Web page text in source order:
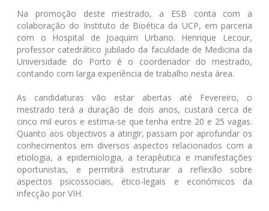
Na promoção deste mestrado, a ESB conta com a
colaboração do Instituto de Bioética da UCP, em parceria
com o Hospital de Joaquim Urbano. Henrique Lecour,
professor catedrático jubilado da faculdade de Medicina da
Universidade do Porto é o coordenador do mestrado,
contando com larga experiência de trabalho nesta área.
As candidaturas vão estar abertas até Fevereiro, o
mestrado terá a duração de dois anos, custará cerca de
cinco mil euros e estima-se que tenha entre 20 e 25 vagas.
Quanto aos objectivos a atingir, passam por aprofundar os
conhecimentos em diversos aspectos relacionados com a
etiologia, a epidemiologia, a terapêutica e manifestações
oportunistas, e permitirá estruturar a reflexão sobre
aspectos psicossociais, ético-legais e económicos da
infecção por VIH.